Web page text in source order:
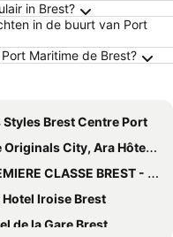
in Brest?
in de buurt van Port
Maritime de Brest?
Styles Brest Centre Port
City, Ara Hôtel, Landerneau
CLASSE BREST - Gouesnou Aéroport
Hotel Iroise Brest
de la Gare Brest